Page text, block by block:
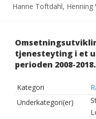
Hanne Toftdahl,
tjenesteyting i et
perioden 2008-
Kategori
Underkategori(er)